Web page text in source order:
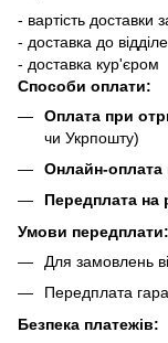
- вартість доставки
- доставка до
- доставка кур'єром
Способи оплати:
Оплата при
чи Укрпошту)
Онлайн-оплата
Передплата
Умови передплати:
Для замовлень
Передплата
Безпека платежів: